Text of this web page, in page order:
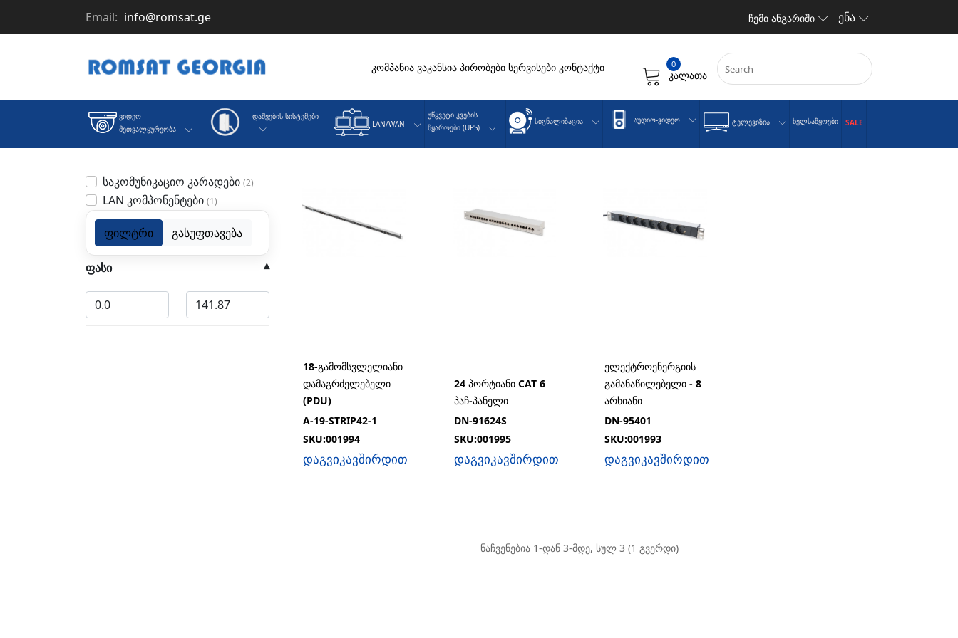
Email: info@romsat.ge ჩემი ანგარიში ენა
კომპანია ვაკანსია პირობები სერვისები კონტაქტი 0
კალათა
Ვიდეო-
Მეთვალყურეობა
Დაშვების Სისტემები
LAN/WAN
Უწყვეტი Კვების
Წყაროები (UPS)
Სიგნალიზაცია Აუდიო-Ვიდეო Ტელევიზია Ხელსაწყოები SALE
საკომუნიკაციო კარადები (2)
LAN კომპონენტები (1)
ფილტრი გასუფთავება
ფასი
18-ᲒᲐᲛᲝᲛᲡᲕᲚᲔᲚᲘᲐᲜᲘ
ᲓᲐᲛᲐᲒᲠᲫᲔᲚᲔᲑᲔᲚᲘ
(PDU)
A-19-STRIP42-1
SKU:001994
დაგვიკავშირდით
24 ᲞᲝᲠᲢᲘᲐᲜᲘ CAT 6
ᲞᲐᲩ-ᲞᲐᲜᲔᲚᲘ
DN-91624S
SKU:001995
დაგვიკავშირდით
ᲔᲚᲔᲥᲢᲠᲝᲔᲜᲔᲠᲒᲘᲘᲡ
ᲒᲐᲛᲐᲜᲐᲬᲘᲚᲔᲑᲔᲚᲘ - 8
ᲐᲠᲮᲘᲐᲜᲘ
DN-95401
SKU:001993
დაგვიკავშირდით
ნაჩვენებია 1-დან 3-მდე, სულ 3 (1 გვერდი)